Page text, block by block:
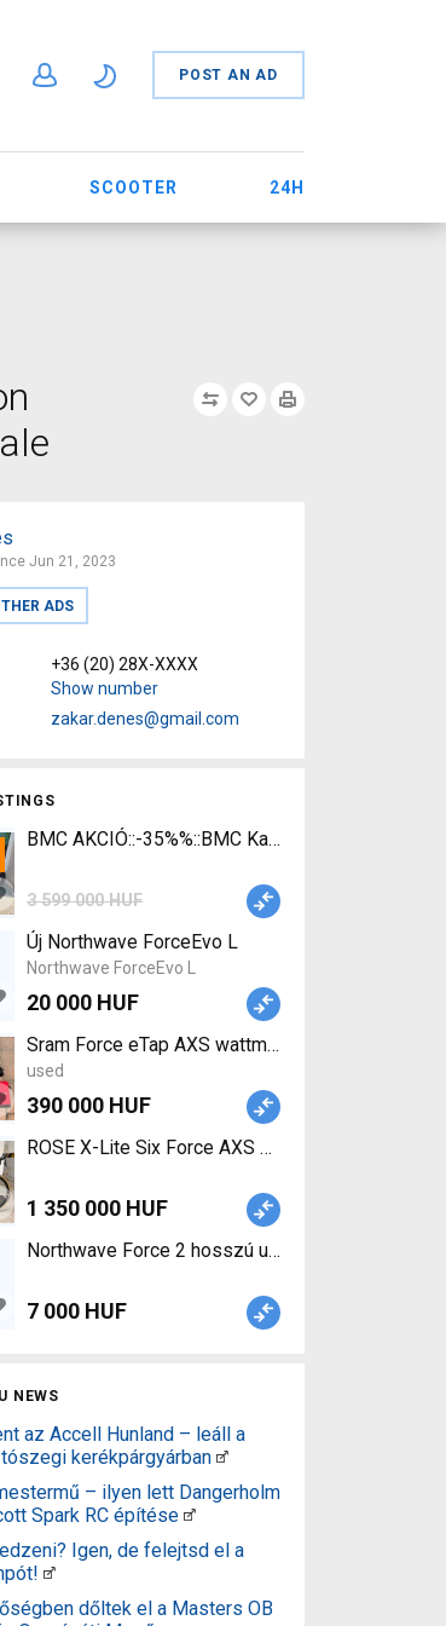
POST AN AD
SCOOTER 24H
Jun 21, 2023
ADS
+36 (20) 28X-XXXX
Show number
zakar.denes@gmail.com
BMC AKCIÓ::-35%%::BMC Kaius 01 TWO
3 599 000 HUF
Új Northwave ForceEvo L
Northwave ForceEvo L
20 000 HUF
Sram Force eTap AXS wattmérős szett Sram
used
390 000 HUF
ROSE X-Lite Six Force AXS Road bike SRAM
1 350 000 HUF
7 000 HUF
NEWS
az Accell Hunland – leáll a
kerékpárgyárban
– ilyen lett Dangerholm
Spark RC építése
Igen, de felejtsd el a
dőltek el a Masters OB